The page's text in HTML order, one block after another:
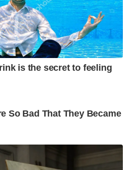
is the secret to feeling
So Bad That They Became